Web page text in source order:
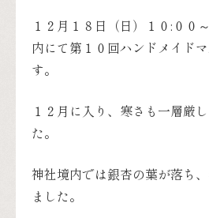
１２月１８日（日）１０:０
内にて第１０回ハンドメイド
す。
１２月に入り、寒さも一層厳
た。
神社境内では銀杏の葉が落ち
ました。